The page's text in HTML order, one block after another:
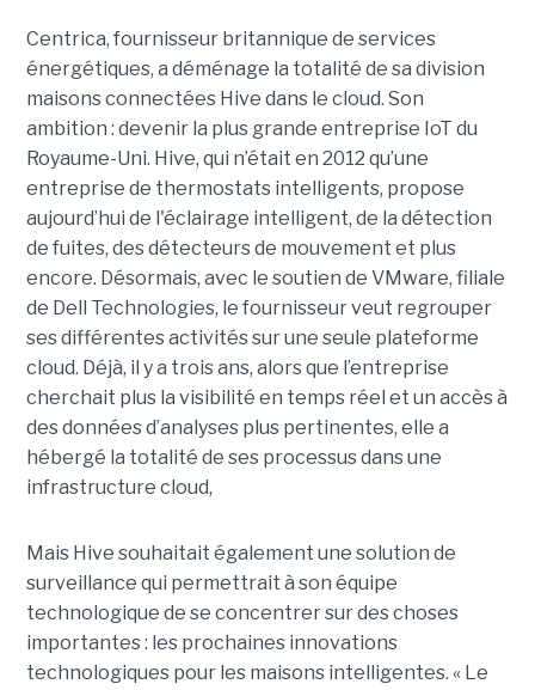
Centrica, fournisseur britannique de services
énergétiques, a déménage la totalité de sa division
maisons connectées Hive dans le cloud. Son
ambition : devenir la plus grande entreprise IoT du
Royaume-Uni. Hive, qui n’était en 2012 qu’une
entreprise de thermostats intelligents, propose
aujourd’hui de l'éclairage intelligent, de la détection
de fuites, des détecteurs de mouvement et plus
encore. Désormais, avec le soutien de VMware, filiale
de Dell Technologies, le fournisseur veut regrouper
ses différentes activités sur une seule plateforme
cloud. Déjà, il y a trois ans, alors que l’entreprise
cherchait plus la visibilité en temps réel et un accès à
des données d’analyses plus pertinentes, elle a
hébergé la totalité de ses processus dans une
infrastructure cloud,
Mais Hive souhaitait également une solution de
surveillance qui permettrait à son équipe
technologique de se concentrer sur des choses
importantes : les prochaines innovations
technologiques pour les maisons intelligentes. « Le